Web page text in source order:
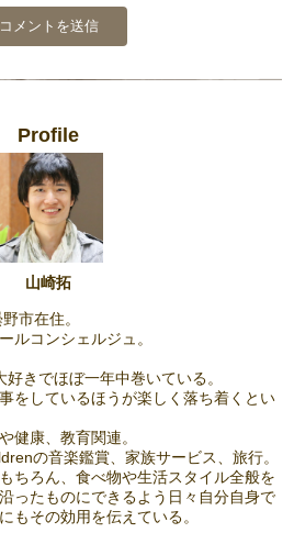
Profile
山崎拓
市在住。
ルコンシェルジュ。
きでほぼ一年中巻いている。
をしているほうが楽しく落ち着くとい
健康、教育関連。
の音楽鑑賞、家族サービス、旅行。
ちろん、食べ物や生活スタイル全般を
ったものにできるよう日々自分自身で
もその効用を伝えている。